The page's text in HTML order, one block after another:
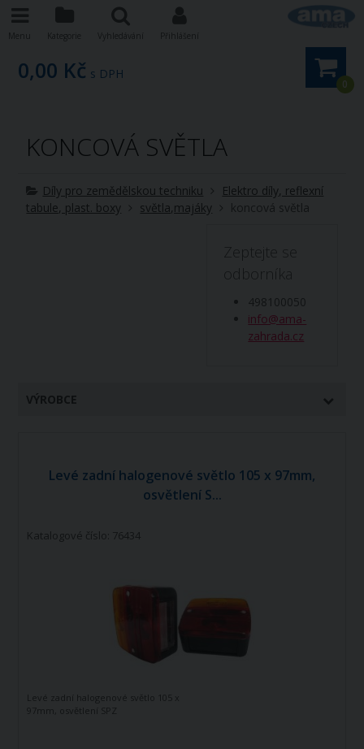
0
0,00 Kč s DPH
KONCOVÁ SVĚTLA
Díly pro zemědělskou techniku
Elektro díly, reflexní
tabule, plast. boxy
světla,majáky koncová světla
Zeptejte se
odborníka
498100050
info@ama-
zahrada.cz
VÝROBCE
Levé zadní halogenové světlo 105 x 97mm,
osvětlení S...
Katalogové číslo: 76434
Levé zadní halogenové světlo 105 x
97mm, osvětlení SPZ
Menu Kategorie Vyhledávání Přihlášení